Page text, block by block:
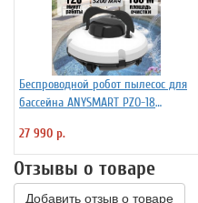
Беспроводной робот пылесос для
бассейна ANYSMART PZO-18
27 990 р.
Отзывы о товаре
Добавить отзыв о товаре